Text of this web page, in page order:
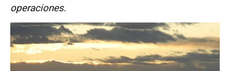
operaciones.